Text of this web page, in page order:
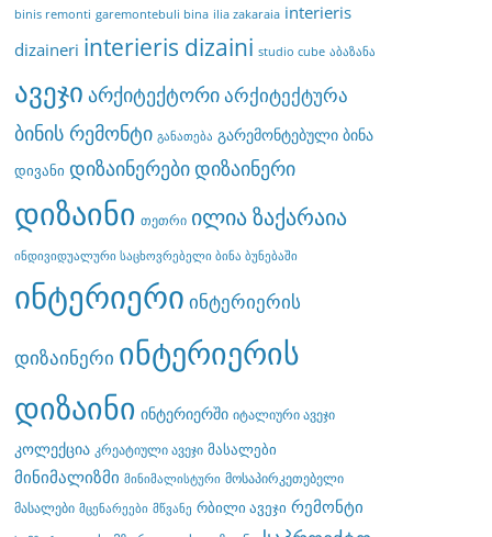
binis remonti garemontebuli bina ilia zakaraia interieris
dizaineri interieris dizaini studio cube აბაზანა
ავეჯი არქიტექტორიარქიტექტურა
ბინის რემონტი განათება გარემონტებული ბინა
დივანი დიზაინერებიდიზაინერი
დიზაინი თეთრი ილია ზაქარაია
ინდივიდუალური საცხოვრებელი ბინა ბუნებაში
ინტერიერი ინტერიერის
დიზაინერი ინტერიერის
დიზაინი ინტერიერში იტალიური ავეჯი
კოლექცია კრეატიული ავეჯი მასალები
მინიმალიზმი მინიმალისტური მოსაპირკეთებელი
მასალები მცენარეები მწვანე რბილი ავეჯი რემონტი